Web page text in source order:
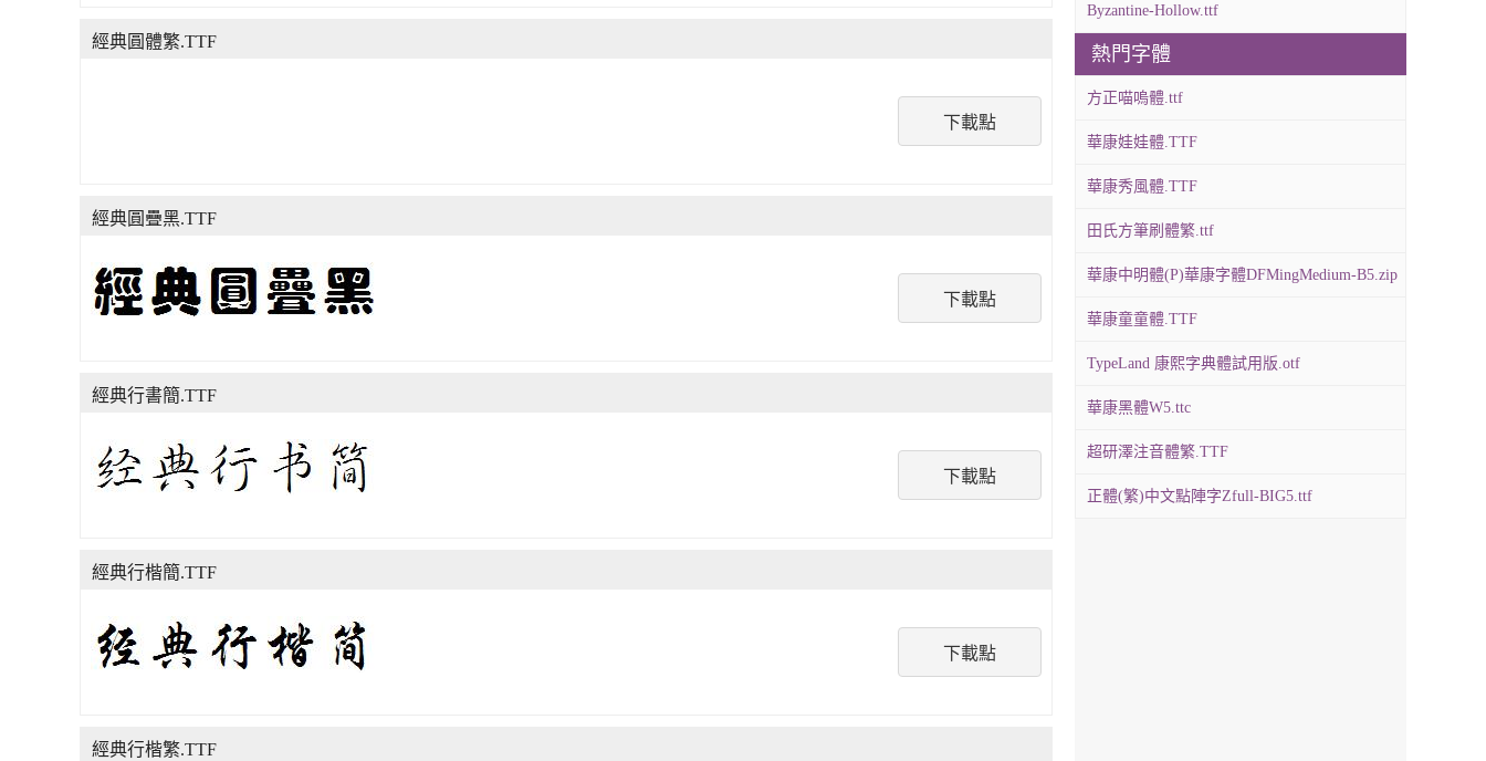
下載點
經典圓體繁.TTF
下載點
經典圓疊黑.TTF
下載點
經典行書簡.TTF
下載點
經典行楷簡.TTF
經典行楷繁.TTF
Byzantine-Hollow.ttf
熱門字體
方正喵嗚體.ttf
華康娃娃體.TTF
華康秀風體.TTF
田氏方筆刷體繁.ttf
華康中明體(P)華康字體DFMingMedium-B5.zip
華康童童體.TTF
TypeLand 康熙字典體試用版.otf
華康黑體W5.ttc
超研澤注音體繁.TTF
正體(繁)中文點陣字Zfull-BIG5.ttf